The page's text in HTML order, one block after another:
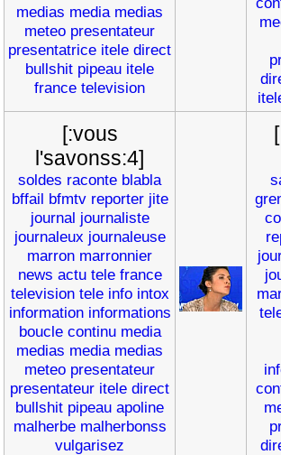
medias media medias
meteo presentateur
presentatrice itele direct
bullshit pipeau itele
france television
[:vous
l'savonss:4]
soldes raconte blabla
bffail bfmtv reporter jite
journal journaliste
journaleux journaleuse
marron marronnier
news actu tele france
television tele info intox
information informations
boucle continu media
medias media medias
meteo presentateur
presentateur itele direct
bullshit pipeau apoline
malherbe malherbonss
vulgarisez